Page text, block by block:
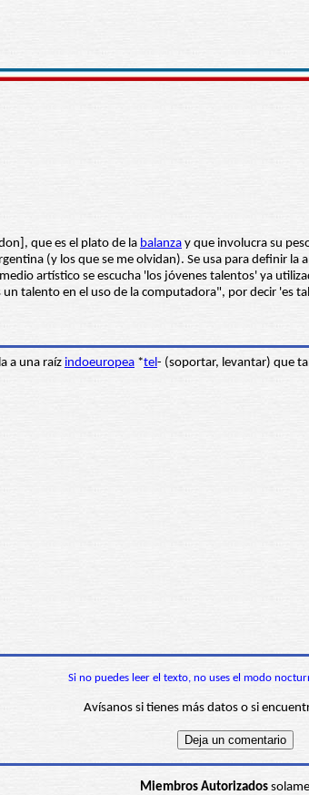
que es el plato de la balanza y que involucra su
(y los que se me olvidan). Se usa para definir
artístico se escucha 'los jóvenes talentos' ya
talento en el uso de la computadora", por decir 'es
a una raíz indoeuropea *tel - (soportar, levantar) que
Si no puedes leer el texto, no uses el modo
Avísanos si tienes más datos o si
Miembros Autorizados